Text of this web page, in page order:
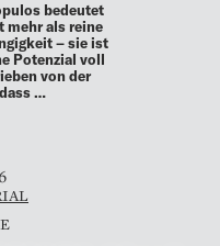
bedeutet
mehr als reine
– sie ist
Potenzial voll
von der
…